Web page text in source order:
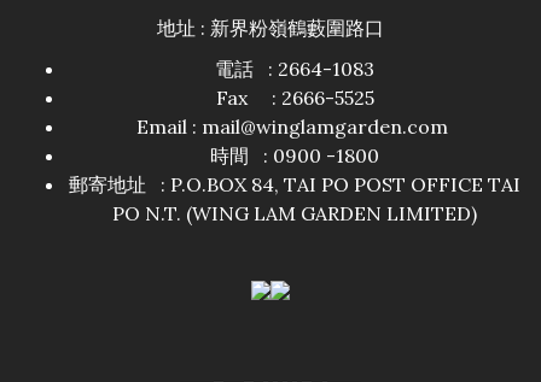
地址 : 新界粉嶺鶴藪圍路口
電話 : 2664-1083
Fax : 2666-5525
Email : mail@winglamgarden.com
時間 : 0900 -1800
郵寄地址 : P.O.BOX 84, TAI PO POST OFFICE TAI
PO N.T. (WING LAM GARDEN LIMITED)